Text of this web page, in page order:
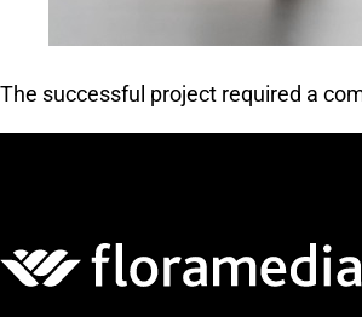
The successful project required a